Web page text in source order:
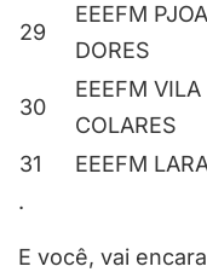
29
EEEFM
DORES
30
EEEFM VILA
COLARES
31 EEEFM
.
E você, vai